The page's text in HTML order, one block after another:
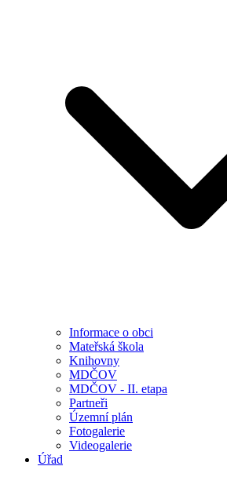
Informace o obci
Mateřská škola
Knihovny
MDČOV
MDČOV - II. etapa
Partneři
Územní plán
Fotogalerie
Videogalerie
Úřad